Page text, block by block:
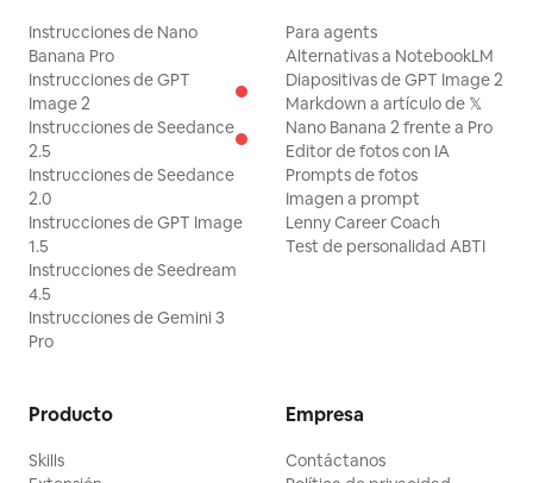
Instrucciones de Nano
Banana Pro
Instrucciones de GPT
Image 2
Instrucciones de Seedance
2.5
Instrucciones de Seedance
2.0
Instrucciones de GPT Image
1.5
Instrucciones de Seedream
4.5
Instrucciones de Gemini 3
Pro
Para agents
Alternativas a NotebookLM
Diapositivas de GPT Image 2
Markdown a artículo de 𝕏
Nano Banana 2 frente a Pro
Editor de fotos con IA
Prompts de fotos
Imagen a prompt
Lenny Career Coach
Test de personalidad ABTI
Producto
Skills
Empresa
Contáctanos